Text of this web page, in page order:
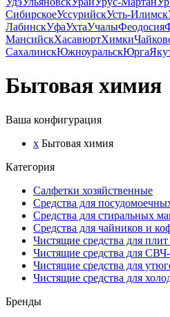
СибирскоеУссурийскУсть-Илимск
ЛабинскУфаУхтаУчалыФеодосия
МансийскХасавюртХимки
СахалинскЮжноуральскЮрга
Бытовая химия
Ваша конфигурация
x Бытовая химия
Категория
Салфетки хозяйственные
Средства для
Средства для стиральных
Средства для чайников и
Чистящие средства для
Чистящие средства для
Чистящие средства для
Чистящие средства для
Бренды